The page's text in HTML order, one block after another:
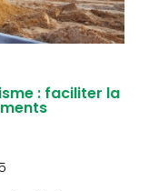
: faciliter la